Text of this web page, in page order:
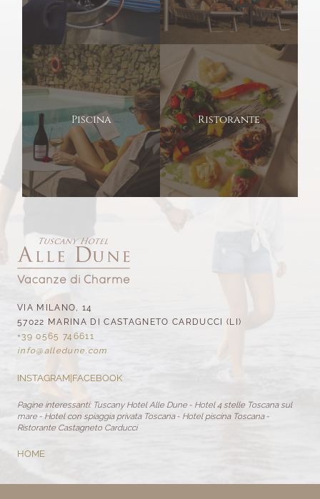
Piscina Ristorante
VIA MILANO, 14
57022 MARINA DI CASTAGNETO CARDUCCI (LI)
+39 0565 746611
info@alledune. com
INSTAGRAM|FACEBOOK
Pagine interessanti: Tuscany Hotel Alle Dune - Hotel 4 stelle Toscana sul
mare - Hotel con spiaggia privata Toscana - Hotel piscina Toscana -
Ristorante Castagneto Carducci
HOME